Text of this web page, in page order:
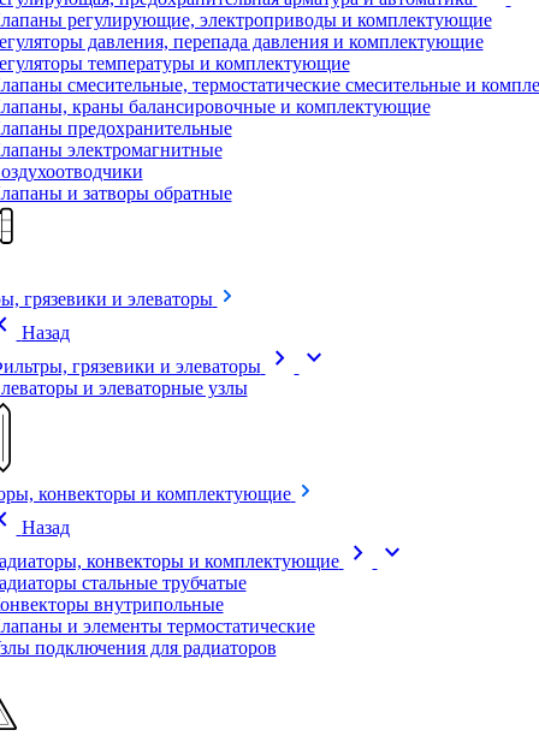
регулирующие, электроприводы и комплектующие
давления, перепада давления и комплектующие
температуры и комплектующие
смесительные, термостатические смесительные и
краны балансировочные и комплектующие
предохранительные
электромагнитные
и затворы обратные
грязевики и элеваторы
Назад
грязевики и элеваторы
chevron_right expand_more
и элеваторные узлы
конвекторы и комплектующие
Назад
конвекторы и комплектующие
chevron_right expand_more
стальные трубчатые
внутрипольные
и элементы термостатические
подключения для радиаторов